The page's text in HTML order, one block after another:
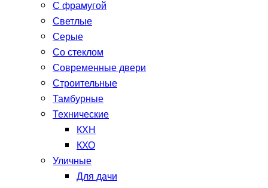
С фрамугой
Светлые
Серые
Со стеклом
Современные двери
Строительные
Тамбурные
Технические
КХН
КХО
Уличные
Для дачи